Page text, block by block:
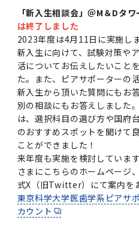
東京医科歯科大学の誓い
世界大学ランキング
理事･監事
役員会
経営協議会
教育研究評議会
学長選考・監察会議
大学紹介動画
キャンパスライフ編
留学制度編
多職種連携教育編
学長×医学部学生懇談
学長×歯学部学生懇談
統合報告書
広報誌
広報誌トップ
広報誌「Bloom! 医科歯
英語版広報誌「TMDU
学内向け広報誌「TMDU
大学案内 【受験生向け】
写真で綴る 東京医科歯科
写真で綴る 東京医科歯科
第1回『学びの地』
クラウドファンディング
大学評価の制度についてト
概説
１．国立大学法人評価
２．大学認証評価
３．自己点検・評価
1-1．第４期中期目標・
年間】
1-1．第４期中期目標・
年間】トップ
第１期 中期目標・中期計
第２期 中期目標・中期計
第３期中期目標・中期計
1-2.年度計画・年度評価
第3期】
1-2.年度計画・年度評価
第3期】トップ
（第１期中期目標期間中
等について
2．認証評価
3．自己点検・評価
4．指定国立大学法人構
ついて
四大学連合憲章等
四大学連合憲章等トップ
四大学連合憲章
「大学院学生の教育研究
「大学院学生の教育研究
目
「複合領域コース｣｢編入
複合領域コース(四大学共
複合領域コース(四大学共
複合領域コースについて
各複合領域コースの概要
編入学制度について（複
複合領域コース（東京医
三大学連合（外部サイト
医療管理政策学（MMA）
大学）
情報公開・個人情報トップ
情報公開制度
個人情報保護制度
統合報告書
法定公開情報
統計データ
東京医科歯科大学ＳＤＧ
男性職員の育児休業等取
ダイバーシティ
ダイバーシティトップ
東京医科歯科大学ダイバ
ジョン推進宣言等
東京医科歯科大学ダイバ
ダイバーシティ・インク
コンプライアンス・ハラ
コンプライアンス・ハラ
ハラスメントへの対応に
入試データ
これまでの学部入試変更点
ILA国府台
医学部
歯学部
生体材料工学研究所
難治疾患研究所
国際交流サイト
学生生活などについてトッ
授業料・入学料・検定料
奨学金について
入学料・授業料の免除・
アルバイトについて
学生寮について
イベント
イベントトップ
オープンキャンパス
医学部医学科サマープロ
歯学部サマープログラム
オンライン個別進学相談
資料請求
合格発表
試験問題及び解答例等の
保健衛生学研究科
FAQ
医歯学総合研究科博士課
ョイント・ディグリープ
過去の試験問題・入試デー
TOEFL-ITP試験結果（ス
却について
大学院入学希望者向け入
学費・入学金・奨学金につ
学費・入学金・奨学金に
奨学金について
大学院医歯学総合研究科
研究テーマ検索システム
歯学部
生体材料工学研究所
難治疾患研究所
大学院研究生
大学院保健衛生学研究科
について
Call for Applications to
Post-SPRING（MD）
Academic Year by
(*Spring admission)
Call for Applications to
SPRING（MD）Program
Academic Year by
(*Autumn admission)
令和７年度（２０２５年
世代フロントランナー育
令和６年度（2024年度）
AI研究のための共創型エ
ログラム 対象学生（
集について
Call for Applications for
Scientist (CS) Training
for Academic Year 2026
教育要項（学部シラバス
履修要項（大学院シラバ
保健衛生学研究科科目等
授業料・入学料・検定料
授業料・入学料・検定料
授業料・入学料・検定料
入学料・授業料免除・徴
(Admission & Tuition
Exemption/Deferment)
奨学金について
入学料・授業料免除・徴
(Admission & Tuition
Exemption/Deferment)
入学料・授業料免除・徴
(Admission & Tuition
Exemption/Deferment)
【2026年4月入学者】入
請について（Admission
Exemption&Admission
奨学金について
奨学金についてトップ
日本学生支援機構
財団法人・地方公共団体等
日本学生支援機構
学生生活サポート
学生生活サポートトップ
アルバイトについて
アパート等の紹介
学生保険制度について
国民年金について
学生相談窓口
各種支援制度
就職・キャリア支援
就職・キャリア支援トッ
企業・官公庁・医療機関の
在学生向け
在学生向けトップ
新型コロナウイルス感染
サークル・学園祭
サークル・学園祭トップ
お茶の水祭
施設利用
施設利用トップ
保健管理センター
ボランティア
情報システム
大学院医歯学総合研究科
大学院保健衛生学研究科
保健衛生学科 【看護学専
保健衛生学科 【検査技術
歯学科
口腔保健学科【口腔保健
口腔保健学科【口腔保健
大学院医歯学総合研究科ト
修士課程 医歯理工保健学
修士課程 医歯理工保健学
学（MMA）コース】
博士課程 医歯学専攻
博士課程 生命理工医療科
大学院保健衛生学研究科
大学院保健衛生学研究科
博士課程看護先進科学専攻
博士課程共同災害看護学
らせ
ILA国府台担当教員一覧
修士課程 医歯理工保健学
修士課程 医歯理工保健学
概要
分野構成
医歯学総合研究科修士課
ス）
修士課程 医歯理工保健学
学（MMA）コース】
修士課程 医歯理工保健学
スリーダー養成 (MPH) コ
博士課程 医歯学専攻
博士課程 医歯学専攻トッ
博士課程 国際連携専攻（
ー・プログラム：JDP）
大学院保健衛生学研究科ト
研究科長挨拶
概要
組織
教育研究分野組織、指導
教育研究分野組織、指導
履修要項（大学院シラバ
寄附講座・寄附部門一覧
ジョイントリサーチ講座
部門一覧
生体材料工学研究所
難治疾患研究所
高等研究院
大学病院
e-Rad 府省共通研究開発
イト)
科研費電子申請システム(
研究助成金
AMED研究費の年間公募
用)
GAPファンド等の公募
利益相反申告システム(学
臨床研究審査委員会申請
実験計画書のWeb申請シ
VPN必要)
倫理審査手続きについて
各種実験手続き例(学内専
研究に必要な講習会等
研究情報データベース
機関リポジトリ
研究テーマ検索
research map
プレスリリース
青い鳥広場(学内専用)
研究組織トップ
若手研究者支援センター
重点研究領域
統合研究機構・統合イノ
オープンイノベーション
各種センター
取り組み・規制
取り組み・規制トップ
研究不正の防止
研究不正等の公表につい
剽窃チェックツール(学内
安全保障輸出管理(学内専
事務部
事務部トップ
各種お問い合わせ先(事務
アクセス
「新入生相談会」＠M＆Dタ
は終了しました
2023年度は4月11日に実施し
新入生に向けて、試験対策や
活についてお伝えしたいこと
た。また、ピアサポーターの
新入生から頂いた質問にもお
別の相談にもお答えしました
は、選択科目の選び方や国府
のおすすめスポットを聞けて
ことができました！
来年度も実施を検討していま
さまにこちらのホームページ
式X（旧Twitter）にて案内を
東京科学大学医歯学系ピアサ
カウント